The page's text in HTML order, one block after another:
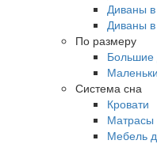
Диваны в
Диваны в
По размеру
Большие
Система сна
Кровати
Матрасы
Мебель